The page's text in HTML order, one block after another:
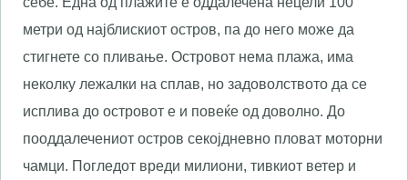
метри од најблискиот остров, па до него може да
стигнете со пливање. Островот нема плажа, има
неколку лежалки на сплав, но задоволството да се
исплива до островот е и повеќе од доволно. До
пооддалечениот остров секојдневно пловат моторни
чамци. Погледот вреди милиони, тивкиот ветер и